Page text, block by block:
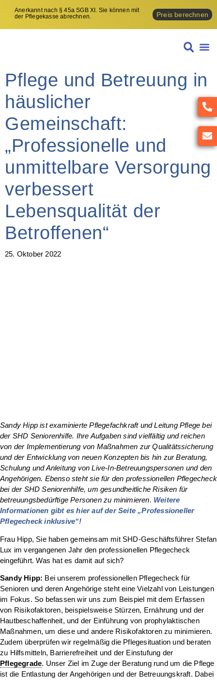
Anerkannt nach § 45a SGB XI. Sie können mit
der Pflegekasse abrechnen.
Preis berechnen
Pflege und Betreuung in
häuslicher
Gemeinschaft:
„Professionelle und
unmittelbare Versorgung
verbessert
Lebensqualität der
Betroffenen“
25. Oktober 2022
Sandy Hipp ist examinierte Pflegefachkraft und Leitung Pflege bei
der SHD Seniorenhilfe. Ihre Aufgaben sind vielfältig und reichen
von der Implementierung von Maßnahmen zur Qualitätssicherung
und der Entwicklung von neuen Konzepten bis hin zur Beratung,
Schulung und Anleitung von Live-In-Betreuungspersonen und den
Angehörigen. Ebenso steht sie für den professionellen Pflegecheck
bei der SHD Seniorenhilfe, um gesundheitliche Risiken für
betreuungsbedürftige Personen zu minimieren. Weitere
Informationen gibt es hier auf der Seite „Professioneller
Pflegecheck inklusive“!
Frau Hipp, Sie haben gemeinsam mit SHD-Geschäftsführer Stefan
Lux im vergangenen Jahr den professionellen Pflegecheck
eingeführt. Was hat es damit auf sich?
Sandy Hipp: Bei unserem professionellen Pflegecheck für
Senioren und deren Angehörige steht eine Vielzahl von Leistungen
im Fokus. So befassen wir uns zum Beispiel mit dem Erfassen
von Risikofaktoren, beispielsweise Stürzen, Ernährung und der
Hautbeschaffenheit, und der Einführung von prophylaktischen
Maßnahmen, um diese und andere Risikofaktoren zu minimieren.
Zudem überprüfen wir regelmäßig die Pflegesituation und beraten
zu Hilfsmitteln, Barrierefreiheit und der Einstufung der
Pflegegrade. Unser Ziel im Zuge der Beratung rund um die Pflege
ist die Entlastung der Angehörigen und der Betreuungskraft. Dabei